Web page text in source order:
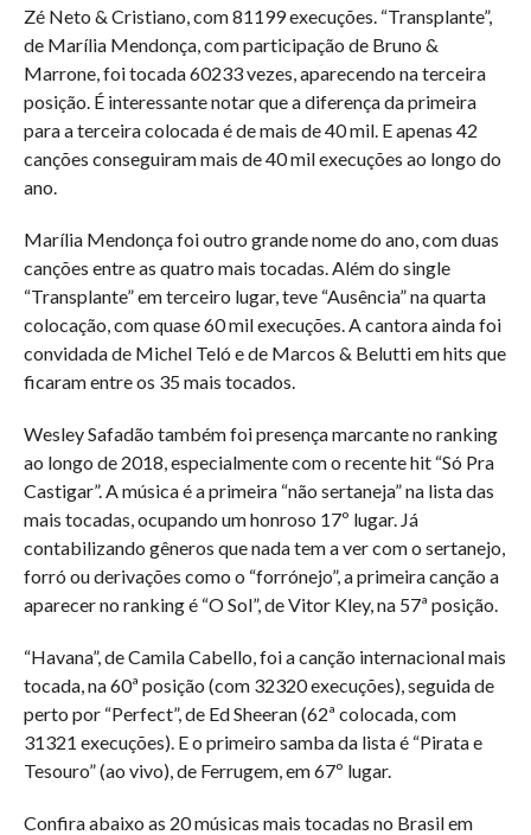
Zé Neto & Cristiano, com 81199 execuções. “Transplante”,
de Marília Mendonça, com participação de Bruno &
Marrone, foi tocada 60233 vezes, aparecendo na terceira
posição. É interessante notar que a diferença da primeira
para a terceira colocada é de mais de 40 mil. E apenas 42
canções conseguiram mais de 40 mil execuções ao longo do
ano.
Marília Mendonça foi outro grande nome do ano, com duas
canções entre as quatro mais tocadas. Além do single
“Transplante” em terceiro lugar, teve “Ausência” na quarta
colocação, com quase 60 mil execuções. A cantora ainda foi
convidada de Michel Teló e de Marcos & Belutti em hits que
ficaram entre os 35 mais tocados.
Wesley Safadão também foi presença marcante no ranking
ao longo de 2018, especialmente com o recente hit “Só Pra
Castigar”. A música é a primeira “não sertaneja” na lista das
mais tocadas, ocupando um honroso 17º lugar. Já
contabilizando gêneros que nada tem a ver com o sertanejo,
forró ou derivações como o “forrónejo”, a primeira canção a
aparecer no ranking é “O Sol”, de Vitor Kley, na 57ª posição.
“Havana”, de Camila Cabello, foi a canção internacional mais
tocada, na 60ª posição (com 32320 execuções), seguida de
perto por “Perfect”, de Ed Sheeran (62ª colocada, com
31321 execuções). E o primeiro samba da lista é “Pirata e
Tesouro” (ao vivo), de Ferrugem, em 67º lugar.
Confira abaixo as 20 músicas mais tocadas no Brasil em